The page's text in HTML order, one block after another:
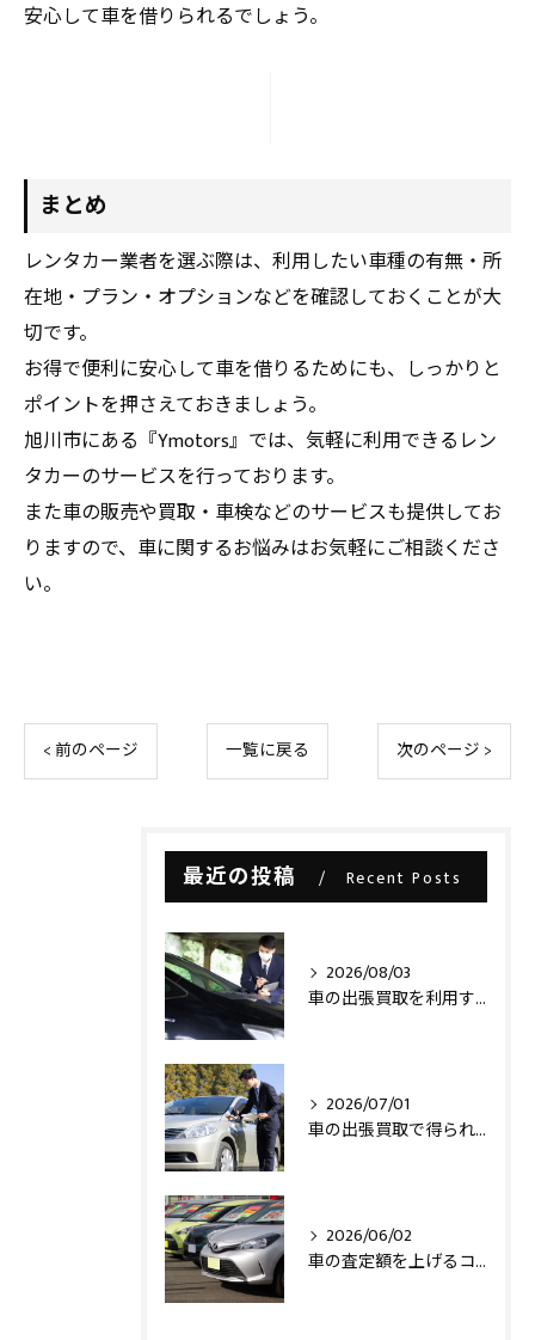
安心して車を借りられるでしょう。
まとめ
レンタカー業者を選ぶ際は、利用したい車種の有無・所
在地・プラン・オプションなどを確認しておくことが大
切です。
お得で便利に安心して車を借りるためにも、しっかりと
ポイントを押さえておきましょう。
旭川市にある『Ymotors』では、気軽に利用できるレン
タカーのサービスを行っております。
また車の販売や買取・車検などのサービスも提供してお
りますので、車に関するお悩みはお気軽にご相談くださ
い。
< 前のページ 一覧に戻る 次のページ >
最近の投稿 Recent Posts
2026/08/03
車の出張買取を利用する際の注意点とは？
2026/07/01
車の出張買取で得られるメリットとは？
2026/06/02
車の査定額を上げるコツ